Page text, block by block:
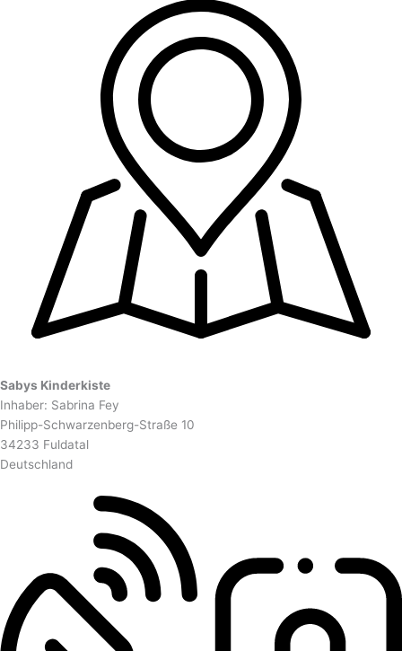
Sabys Kinderkiste
Inhaber: Sabrina Fey
Philipp-Schwarzenberg-Straße 10
34233 Fuldatal
Deutschland